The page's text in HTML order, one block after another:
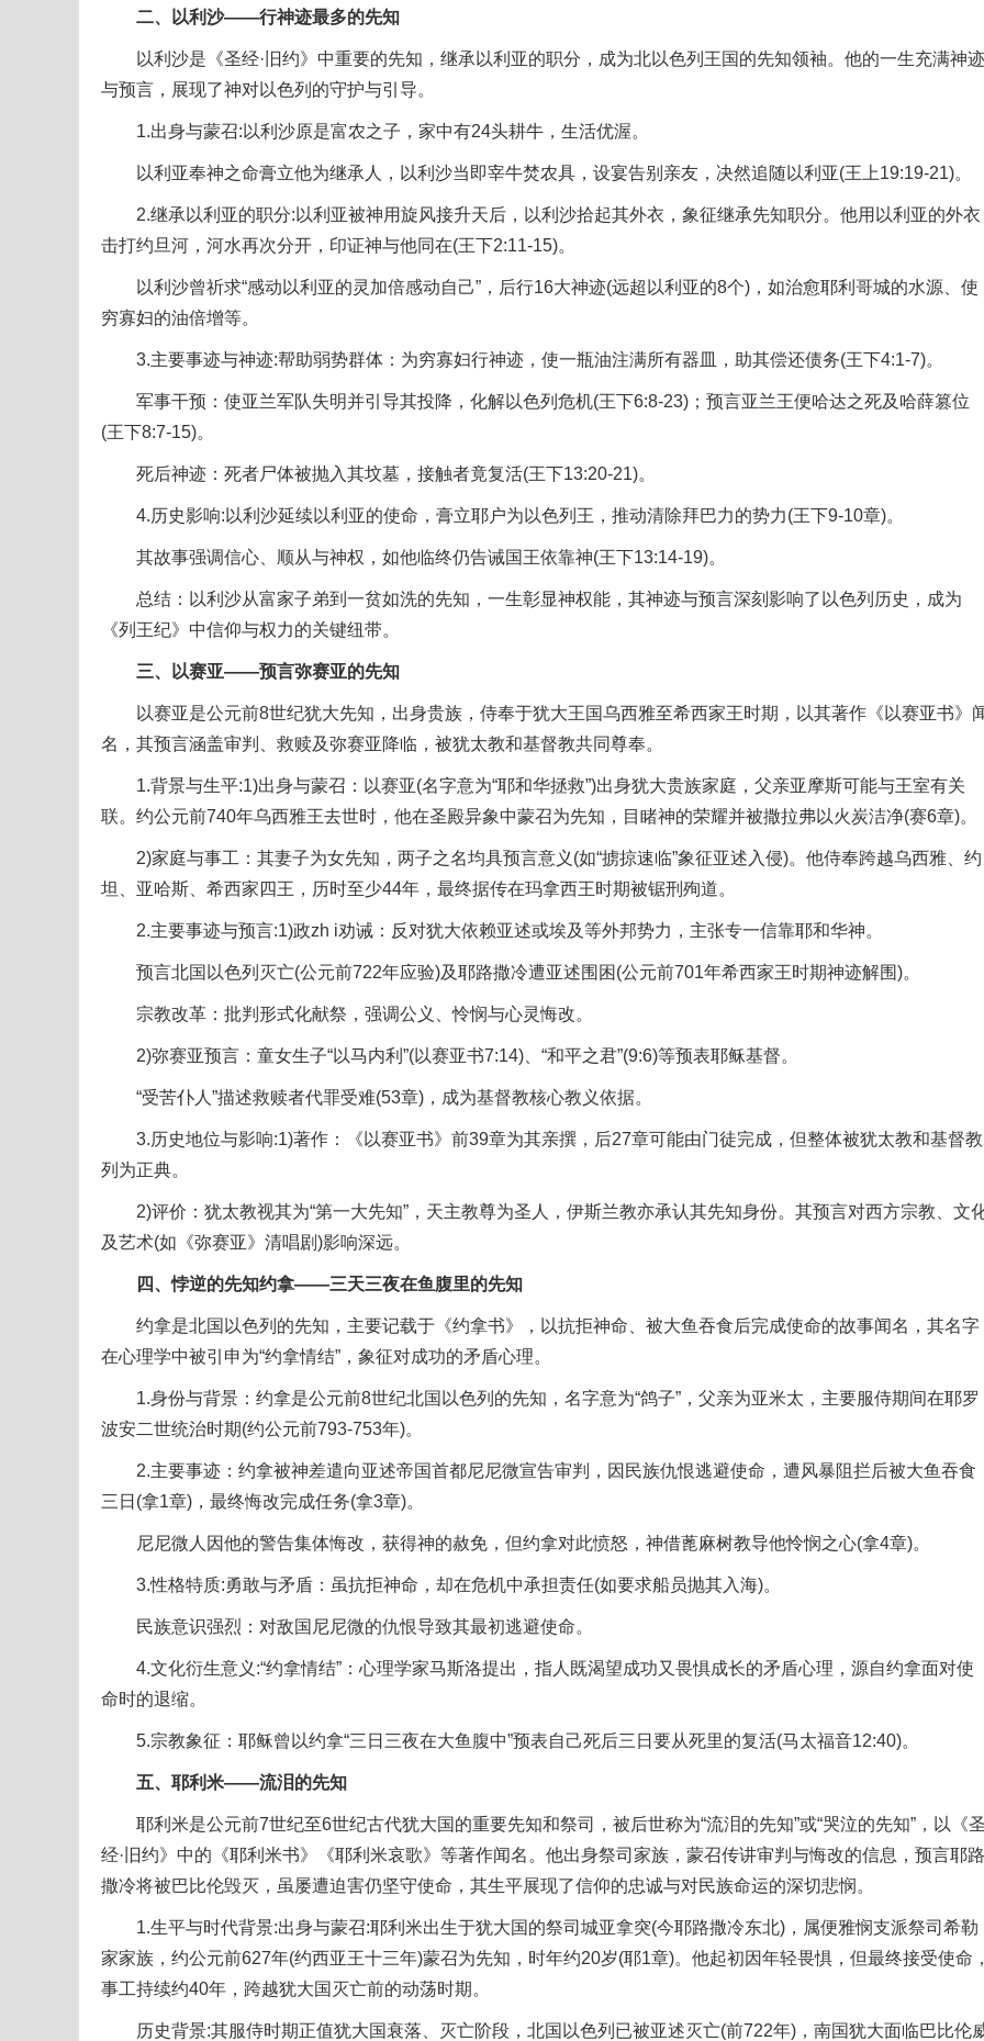
二、以利沙——行神迹最多的先知
以利沙是《圣经·旧约》中重要的先知，继承以利亚的职分，成为北以色列王国的先知领袖。他的一生充满神迹
与预言，展现了神对以色列的守护与引导。
1.出身与蒙召:以利沙原是富农之子，家中有24头耕牛，生活优渥。
以利亚奉神之命膏立他为继承人，以利沙当即宰牛焚农具，设宴告别亲友，决然追随以利亚(王上19:19-21)。
2.继承以利亚的职分:以利亚被神用旋风接升天后，以利沙拾起其外衣，象征继承先知职分。他用以利亚的外衣
击打约旦河，河水再次分开，印证神与他同在(王下2:11-15)。
以利沙曾祈求“感动以利亚的灵加倍感动自己”，后行16大神迹(远超以利亚的8个)，如治愈耶利哥城的水源、使
穷寡妇的油倍增等。
3.主要事迹与神迹:帮助弱势群体：为穷寡妇行神迹，使一瓶油注满所有器皿，助其偿还债务(王下4:1-7)。
军事干预：使亚兰军队失明并引导其投降，化解以色列危机(王下6:8-23)；预言亚兰王便哈达之死及哈薛篡位
(王下8:7-15)。
死后神迹：死者尸体被抛入其坟墓，接触者竟复活(王下13:20-21)。
4.历史影响:以利沙延续以利亚的使命，膏立耶户为以色列王，推动清除拜巴力的势力(王下9-10章)。
其故事强调信心、顺从与神权，如他临终仍告诫国王依靠神(王下13:14-19)。
总结：以利沙从富家子弟到一贫如洗的先知，一生彰显神权能，其神迹与预言深刻影响了以色列历史，成为
《列王纪》中信仰与权力的关键纽带。
三、以赛亚——预言弥赛亚的先知
以赛亚是公元前8世纪犹大先知，出身贵族，侍奉于犹大王国乌西雅至希西家王时期，以其著作《以赛亚书》
名，其预言涵盖审判、救赎及弥赛亚降临，被犹太教和基督教共同尊奉。
1.背景与生平:1)出身与蒙召：以赛亚(名字意为“耶和华拯救”)出身犹大贵族家庭，父亲亚摩斯可能与王室有关
联。约公元前740年乌西雅王去世时，他在圣殿异象中蒙召为先知，目睹神的荣耀并被撒拉弗以火炭洁净(赛6章)。
2)家庭与事工：其妻子为女先知，两子之名均具预言意义(如“掳掠速临”象征亚述入侵)。他侍奉跨越乌西雅、约
坦、亚哈斯、希西家四王，历时至少44年，最终据传在玛拿西王时期被锯刑殉道。
2.主要事迹与预言:1)政zh i劝诫：反对犹大依赖亚述或埃及等外邦势力，主张专一信靠耶和华神。
预言北国以色列灭亡(公元前722年应验)及耶路撒冷遭亚述围困(公元前701年希西家王时期神迹解围)。
宗教改革：批判形式化献祭，强调公义、怜悯与心灵悔改。
2)弥赛亚预言：童女生子“以马内利”(以赛亚书7:14)、“和平之君”(9:6)等预表耶稣基督。
“受苦仆人”描述救赎者代罪受难(53章)，成为基督教核心教义依据。
3.历史地位与影响:1)著作：《以赛亚书》前39章为其亲撰，后27章可能由门徒完成，但整体被犹太教和基督教
列为正典。
2)评价：犹太教视其为“第一大先知”，天主教尊为圣人，伊斯兰教亦承认其先知身份。其预言对西方宗教、文
及艺术(如《弥赛亚》清唱剧)影响深远。
四、悖逆的先知约拿——三天三夜在鱼腹里的先知
约拿是北国以色列的先知，主要记载于《约拿书》，以抗拒神命、被大鱼吞食后完成使命的故事闻名，其名字
在心理学中被引申为“约拿情结”，象征对成功的矛盾心理。
1.身份与背景：约拿是公元前8世纪北国以色列的先知，名字意为“鸽子”，父亲为亚米太，主要服侍期间在耶罗
波安二世统治时期(约公元前793-753年)。
2.主要事迹：约拿被神差遣向亚述帝国首都尼尼微宣告审判，因民族仇恨逃避使命，遭风暴阻拦后被大鱼吞食
三日(拿1章)，最终悔改完成任务(拿3章)。
尼尼微人因他的警告集体悔改，获得神的赦免，但约拿对此愤怒，神借蓖麻树教导他怜悯之心(拿4章)。
3.性格特质:勇敢与矛盾：虽抗拒神命，却在危机中承担责任(如要求船员抛其入海)。
民族意识强烈：对敌国尼尼微的仇恨导致其最初逃避使命。
4.文化衍生意义:“约拿情结”：心理学家马斯洛提出，指人既渴望成功又畏惧成长的矛盾心理，源自约拿面对使
命时的退缩。
5.宗教象征：耶稣曾以约拿“三日三夜在大鱼腹中”预表自己死后三日要从死里的复活(马太福音12:40)。
五、耶利米——流泪的先知
耶利米是公元前7世纪至6世纪古代犹大国的重要先知和祭司，被后世称为“流泪的先知”或“哭泣的先知”，以《
经·旧约》中的《耶利米书》《耶利米哀歌》等著作闻名。他出身祭司家族，蒙召传讲审判与悔改的信息，预言耶路
撒冷将被巴比伦毁灭，虽屡遭迫害仍坚守使命，其生平展现了信仰的忠诚与对民族命运的深切悲悯。
1.生平与时代背景:出身与蒙召:耶利米出生于犹大国的祭司城亚拿突(今耶路撒冷东北)，属便雅悯支派祭司希勒
家家族，约公元前627年(约西亚王十三年)蒙召为先知，时年约20岁(耶1章)。他起初因年轻畏惧，但最终接受使命
事工持续约40年，跨越犹大国灭亡前的动荡时期。
历史背景:其服侍时期正值犹大国衰落、灭亡阶段，北国以色列已被亚述灭亡(前722年)，南国犹大面临巴比伦